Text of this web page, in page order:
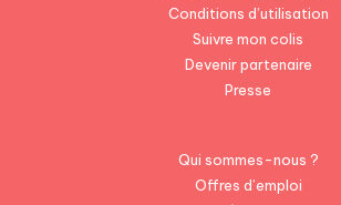
Conditions d’utilisation
Suivre mon colis
Devenir partenaire
Presse
Qui sommes-nous ?
Offres d’emploi